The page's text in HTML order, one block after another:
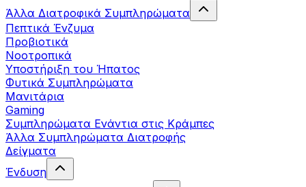
Άλλα Διατροφικά Συμπληρώματα
Πεπτικά Ένζυμα
Προβιοτικά
Νοοτροπικά
Υποστήριξη του Ήπατος
Φυτικά Συμπληρώματα
Μανιτάρια
Gaming
Συμπληρώματα Ενάντια στις Κράμπες
Άλλα Συμπληρώματα Διατροφής
Δείγματα
Ένδυση